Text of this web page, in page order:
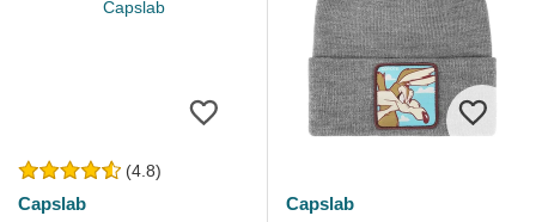
(4.8)
Capslab
Capslab